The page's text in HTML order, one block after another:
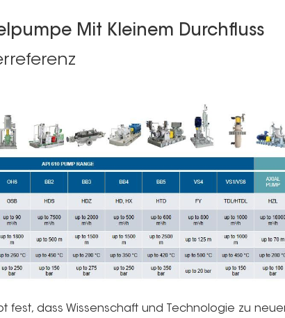
Mit Kleinem Durchfluss
fest, dass Wissenschaft und Technologie zu